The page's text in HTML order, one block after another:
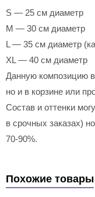
S — 25 см диаметр
M — 30 см диаметр
L — 35 см диаметр
XL — 40 см диаметр
Данную композицию
но и в корзине или
Состав и оттенки
в срочных заказах)
70-90%.
Похожие товары